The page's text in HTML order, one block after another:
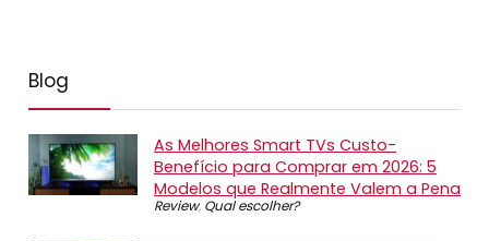
Blog
As Melhores Smart TVs Custo-
Benefício para Comprar em 2026: 5
Modelos que Realmente Valem a Pena
Review, Qual escolher?